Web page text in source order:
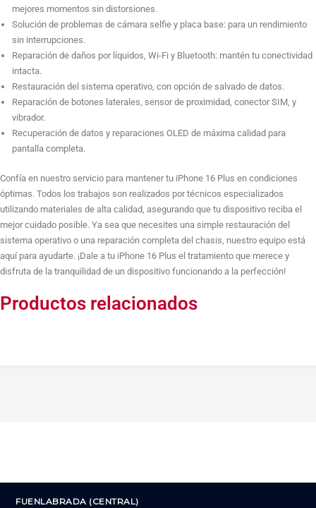
Reparar cámara selfie
Reparación daño por líquidos
Reparar Wi-Fi y Bluetooth
mejores momentos sin distorsiones.
Solución de problemas de cámara selfie y placa base: para un rendimiento
sin interrupciones.
Reparación de daños por líquidos, Wi-Fi y Bluetooth: mantén tu conectividad
intacta.
Restauración del sistema operativo, con opción de salvado de datos.
Reparación de botones laterales, sensor de proximidad, conector SIM, y
vibrador.
Recuperación de datos y reparaciones OLED de máxima calidad para
pantalla completa.
Confía en nuestro servicio para mantener tu iPhone 16 Plus en condiciones
óptimas. Todos los trabajos son realizados por técnicos especializados
utilizando materiales de alta calidad, asegurando que tu dispositivo reciba el
mejor cuidado posible. Ya sea que necesites una simple restauración del
sistema operativo o una reparación completa del chasis, nuestro equipo está
aquí para ayudarte. ¡Dale a tu iPhone 16 Plus el tratamiento que merece y
disfruta de la tranquilidad de un dispositivo funcionando a la perfección!
Productos relacionados
FUENLABRADA (CENTRAL)